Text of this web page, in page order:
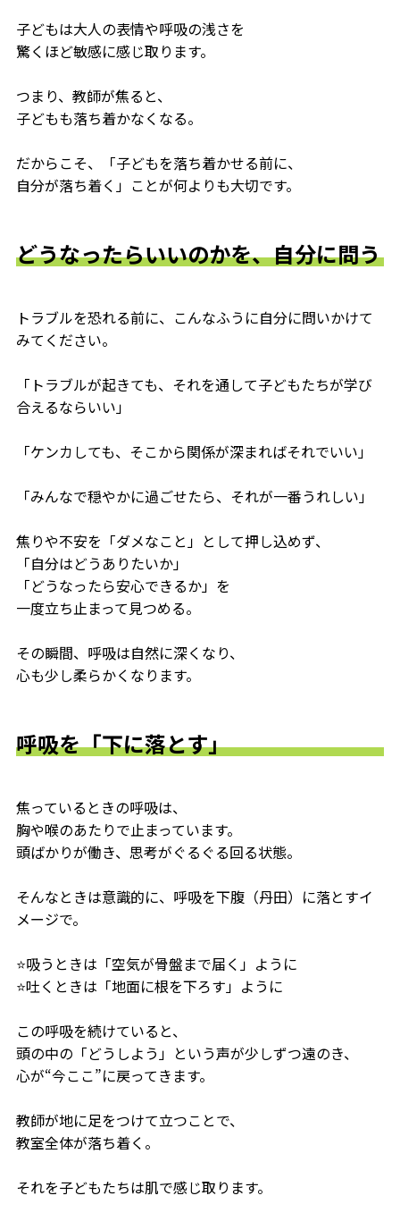
子どもは大人の表情や呼吸の浅さを
驚くほど敏感に感じ取ります。
つまり、教師が焦ると、
子どもも落ち着かなくなる。
だからこそ、「子どもを落ち着かせる前に、
自分が落ち着く」ことが何よりも大切です。
どうなったらいいのかを、自分に問う
トラブルを恐れる前に、こんなふうに自分に問いかけて
みてください。
「トラブルが起きても、それを通して子どもたちが学び
合えるならいい」
「ケンカしても、そこから関係が深まればそれでいい」
「みんなで穏やかに過ごせたら、それが一番うれしい」
焦りや不安を「ダメなこと」として押し込めず、
「自分はどうありたいか」
「どうなったら安心できるか」を
一度立ち止まって見つめる。
その瞬間、呼吸は自然に深くなり、
心も少し柔らかくなります。
呼吸を「下に落とす」
焦っているときの呼吸は、
胸や喉のあたりで止まっています。
頭ばかりが働き、思考がぐるぐる回る状態。
そんなときは意識的に、呼吸を下腹（丹田）に落とすイ
メージで。
⭐️吸うときは「空気が骨盤まで届く」ように
⭐️吐くときは「地面に根を下ろす」ように
この呼吸を続けていると、
頭の中の「どうしよう」という声が少しずつ遠のき、
心が“今ここ”に戻ってきます。
教師が地に足をつけて立つことで、
教室全体が落ち着く。
それを子どもたちは肌で感じ取ります。